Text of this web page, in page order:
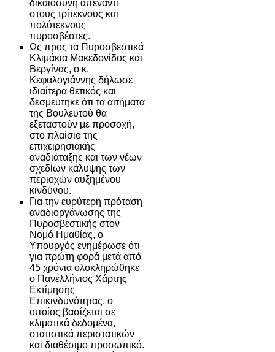
δικαιοσύνη απέναντι
στους τρίτεκνους και
πολύτεκνους
πυροσβέστες.
Ως προς τα Πυροσβεστικά
Κλιμάκια Μακεδονίδος και
Βεργίνας, ο κ.
Κεφαλογιάννης δήλωσε
ιδιαίτερα θετικός και
δεσμεύτηκε ότι τα αιτήματα
της Βουλευτού θα
εξεταστούν με προσοχή,
στο πλαίσιο της
επιχειρησιακής
αναδιάταξης και των νέων
σχεδίων κάλυψης των
περιοχών αυξημένου
κινδύνου.
Για την ευρύτερη πρόταση
αναδιοργάνωσης της
Πυροσβεστικής στον
Νομό Ημαθίας, ο
Υπουργός ενημέρωσε ότι
για πρώτη φορά μετά από
45 χρόνια ολοκληρώθηκε
ο Πανελλήνιος Χάρτης
Εκτίμησης
Επικινδυνότητας, ο
οποίος βασίζεται σε
κλιματικά δεδομένα,
στατιστικά περιστατικών
και διαθέσιμο προσωπικό.